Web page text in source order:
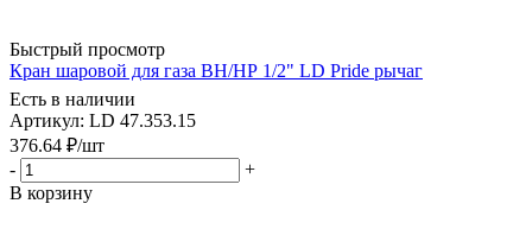
Быстрый просмотр
Кран шаровой для газа ВН/НР 1/2" LD Pride рычаг
Есть в наличии
Артикул: LD 47.353.15
376.64 ₽/шт
-
+
В корзину